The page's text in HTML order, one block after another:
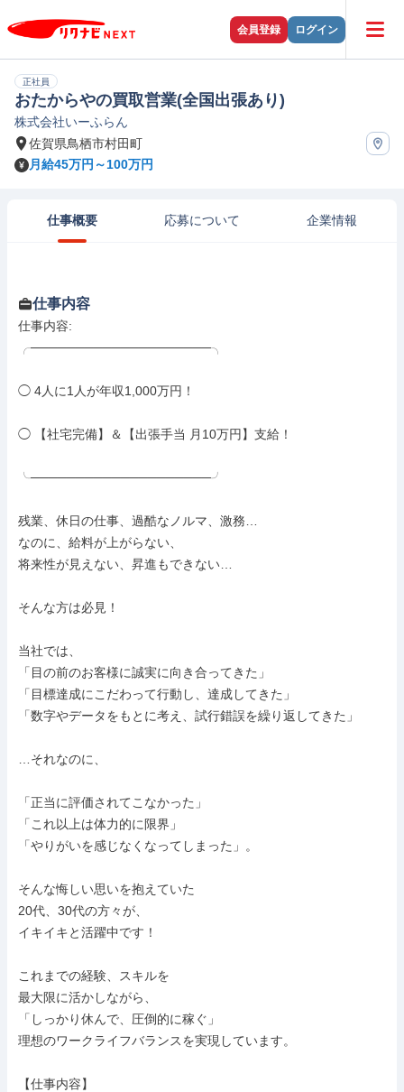
会員登録 ログイン
正社員
おたからやの買取営業(全国出張あり)
株式会社いーふらん
佐賀県鳥栖市村田町
月給45万円～100万円
仕事概要 応募について 企業情報
仕事内容
仕事内容:
╭────────────────────╮
◯ 4人に1人が年収1,000万円！
◯ 【社宅完備】＆【出張手当 月10万円】支給！
╰────────────────────╯
残業、休日の仕事、過酷なノルマ、激務…
なのに、給料が上がらない、
将来性が見えない、昇進もできない…
そんな方は必見！
当社では、
「目の前のお客様に誠実に向き合ってきた」
「目標達成にこだわって行動し、達成してきた」
「数字やデータをもとに考え、試行錯誤を繰り返してきた」
…それなのに、
「正当に評価されてこなかった」
「これ以上は体力的に限界」
「やりがいを感じなくなってしまった」。
そんな悔しい思いを抱えていた
20代、30代の方々が、
イキイキと活躍中です！
これまでの経験、スキルを
最大限に活かしながら、
「しっかり休んで、圧倒的に稼ぐ」
理想のワークライフバランスを実現しています。
【仕事内容】